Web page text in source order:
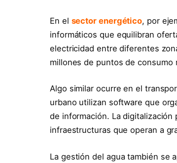
En el sector energético, por
informáticos que equilibran
electricidad entre diferentes
millones de puntos de consumo
Algo similar ocurre en el
urbano utilizan software que
de información. La
infraestructuras que operan a
La gestión del agua también se